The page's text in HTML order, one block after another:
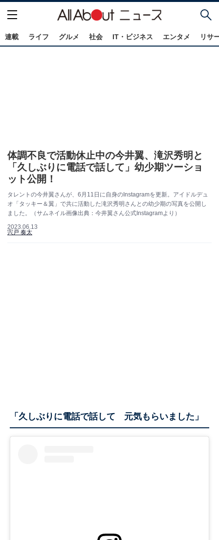
連載 ライフ グルメ 社会 IT・ビジネス エンタメ リサ
体調不良で活動休止中の今井翼、滝沢秀明と
「久しぶりに電話で話して」幼少期ツーショ
ット公開！
タレントの今井翼さんが、6月11日に自身のInstagramを更新。アイドルデュ
オ「タッキー＆翼」で共に活動した滝沢秀明さんとの幼少期の写真を公開し
ました。（サムネイル画像出典：今井翼さん公式Instagramより）
2023.06.13
宍戸 奏太
「久しぶりに電話で話して 元気もらいました」